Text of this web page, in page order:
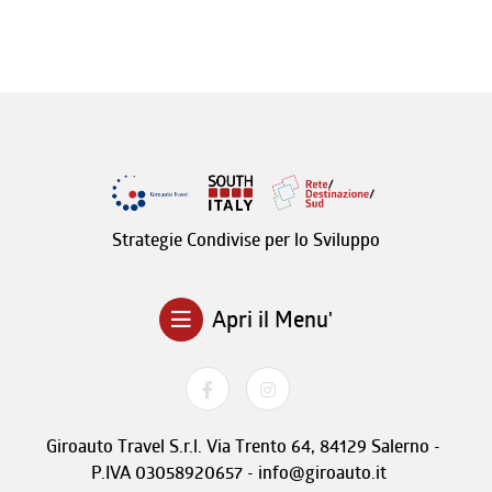
Strategie Condivise per lo Sviluppo
Apri il Menu'
Giroauto Travel S.r.l. Via Trento 64, 84129 Salerno -
P.IVA 03058920657 - info@giroauto.it